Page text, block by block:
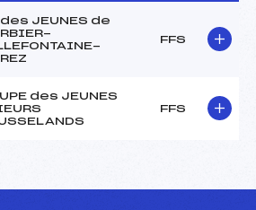
des JEUNES de
FFS
des JEUNES
FFS